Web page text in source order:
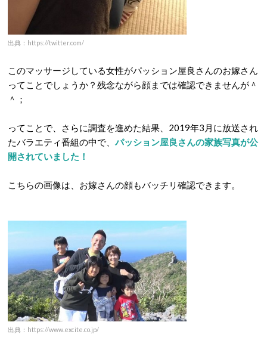
出典：https://twitter.com/
このマッサージしている女性がパッション屋良さんのお嫁さん
ってことでしょうか？残念ながら顔までは確認できませんが＾
＾；
ってことで、さらに調査を進めた結果、2019年3月に放送され
たバラエティ番組の中で、 パッション屋良さんの家族写真が公
開されていました！
こちらの画像は、お嫁さんの顔もバッチリ確認できます。
出典：https://www.excite.co.jp/